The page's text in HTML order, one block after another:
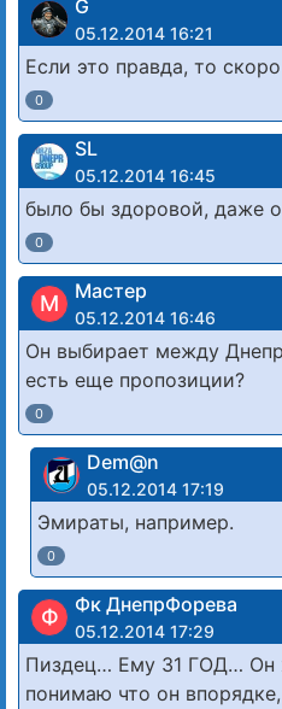
G
05.12.2014 16:21
Если это правда, то
0
SL
05.12.2014 16:45
было бы здоровой, даже
0
М Мастер
05.12.2014 16:46
Он выбирает между
есть еще пропозиции?
0
Dem@n
05.12.2014 17:19
Эмираты, например.
0
Ф Фк ДнепрФорева
05.12.2014 17:29
Пиздец… Ему 31 ГОД… Он
понимаю что он